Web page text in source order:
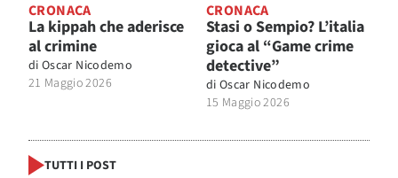
CRONACA
La kippah che aderisce
al crimine
di Oscar Nicodemo
21 Maggio 2026
CRONACA
Stasi o Sempio? L’italia
gioca al “Game crime
detective”
di Oscar Nicodemo
15 Maggio 2026
TUTTI I POST